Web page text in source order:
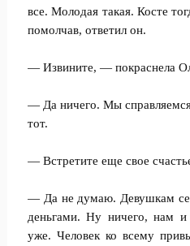
все. Молодая такая. Косте
помолчав, ответил он.
— Извините, — покраснела
— Да ничего. Мы
тот.
— Встретите еще свое
— Да не думаю. Девушкам
деньгами. Ну ничего, нам
уже. Человек ко всему